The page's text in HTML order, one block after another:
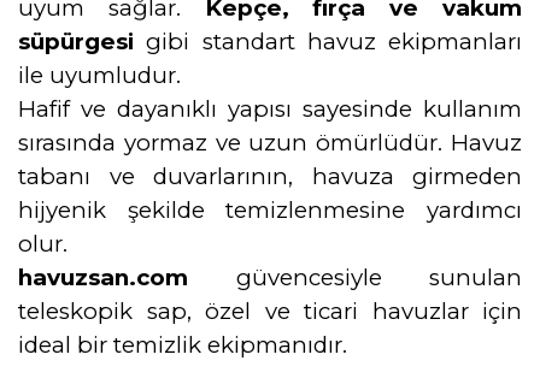
uyum sağlar.
Kepçe, fırça ve vakum
süpürgesigibi standart havuz ekipmanları
ile uyumludur.
Hafif ve dayanıklı yapısı sayesinde kullanım
sırasında yormaz ve uzun ömürlüdür. Havuz
tabanı ve duvarlarının, havuza girmeden
hijyenik şekilde temizlenmesine yardımcı
olur.
havuzsan.com güvencesiyle sunulan
teleskopik sap, özel ve ticari havuzlar için
ideal bir temizlik ekipmanıdır.